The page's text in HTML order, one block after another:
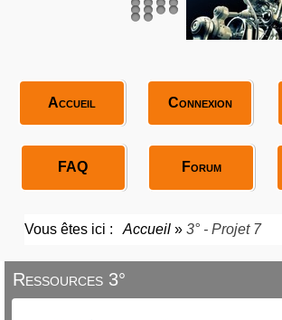
1 2 3 4
6 7 8 9 10
1112 15
Accueil Connexion
FAQ Forum
Vous êtes ici : Accueil » 3° - Projet 7
Ressources 3°